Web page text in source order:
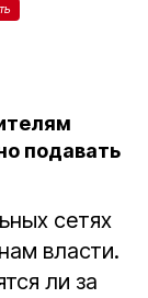
подавать
сетях
власти.
ли за